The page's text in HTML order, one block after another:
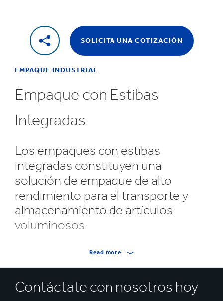
SOLICITA UNA COTIZACIÓN
EMPAQUE INDUSTRIAL
Empaque con Estibas
Integradas
Los empaques con estibas
integradas constituyen una
solución de empaque de alto
rendimiento para el transporte y
almacenamiento de artículos
voluminosos.
Esta solución cumple todas las funciones de un
empaque.
Read more
Contáctate con nosotros hoy